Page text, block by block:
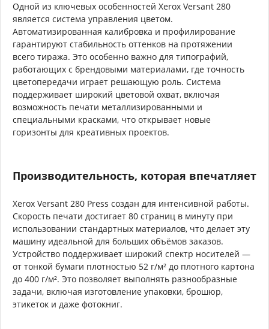
Одной из ключевых особенностей Xerox Versant 280
является система управления цветом.
Автоматизированная калибровка и профилирование
гарантируют стабильность оттенков на протяжении
всего тиража. Это особенно важно для типографий,
работающих с брендовыми материалами, где точность
цветопередачи играет решающую роль. Система
поддерживает широкий цветовой охват, включая
возможность печати металлизированными и
специальными красками, что открывает новые
горизонты для креативных проектов.
Производительность, которая впечатляет
Xerox Versant 280 Press создан для интенсивной работы.
Скорость печати достигает 80 страниц в минуту при
использовании стандартных материалов, что делает эту
машину идеальной для больших объёмов заказов.
Устройство поддерживает широкий спектр носителей —
от тонкой бумаги плотностью 52 г/м² до плотного картона
до 400 г/м². Это позволяет выполнять разнообразные
задачи, включая изготовление упаковки, брошюр,
этикеток и даже фотокниг.